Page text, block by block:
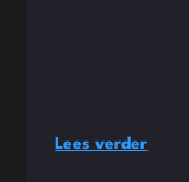
Lees verder